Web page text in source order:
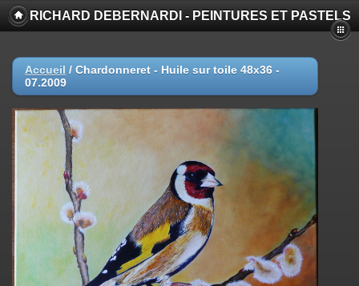
RICHARD DEBERNARDI - PEINTURES ET PASTELS
Accueil / Chardonneret - Huile sur toile 48x36 -
07.2009